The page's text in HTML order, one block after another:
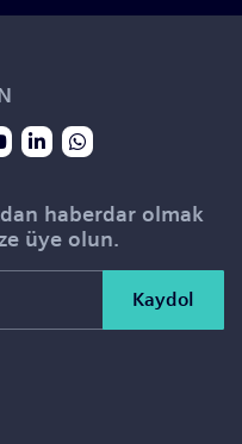
haberdar olmak
üye olun.
Kaydol